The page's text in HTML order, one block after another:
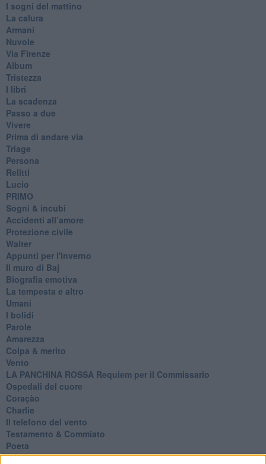
I sogni del mattino
La calura
Armani
Nuvole
Via Firenze
Album
Tristezza
I libri
La scadenza
Passo a due
Vivere
Prima di andare via
Triage
Persona
Relitti
Lucio
PRIMO
Sogni & incubi
Accidenti all’amore
Protezione civile
Walter
Appunti per l'inverno
Il muro di Baj
Biografia emotiva
La tempesta e altro
Umani
I bolidi
Parole
Amarezza
Colpa & merito
Vento
​LA PANCHINA ROSSA Requiem per il Commissario
Ospedali del cuore
Coraçào
Charlie
Il telefono del vento
Testamento & Commiato
Poeta
​La colpa - Memorie del commissario